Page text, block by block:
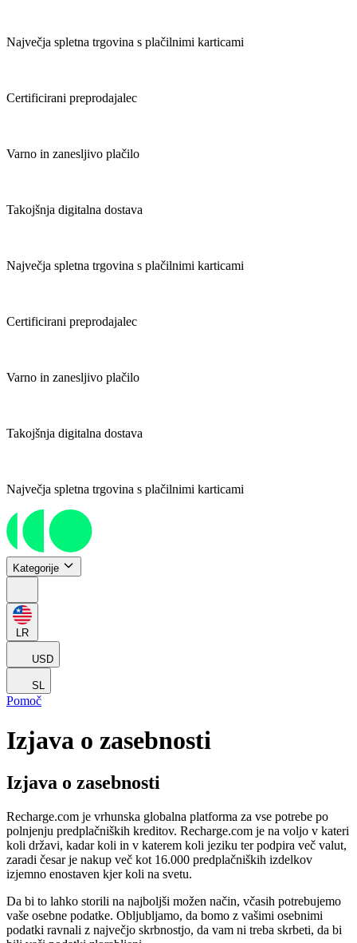
Največja spletna trgovina s plačilnimi karticami
Certificirani preprodajalec
Varno in zanesljivo plačilo
Takojšnja digitalna dostava
Največja spletna trgovina s plačilnimi karticami
Certificirani preprodajalec
Varno in zanesljivo plačilo
Takojšnja digitalna dostava
Največja spletna trgovina s plačilnimi karticami
Kategorije
LR
USD
SL
Pomoč
Izjava o zasebnosti
Izjava o zasebnosti
Recharge.com je vrhunska globalna platforma za vse potrebe po
polnjenju predplačniških kreditov. Recharge.com je na voljo v kateri
koli državi, kadar koli in v katerem koli jeziku ter podpira več valut,
zaradi česar je nakup več kot 16.000 predplačniških izdelkov
izjemno enostaven kjer koli na svetu.
Da bi to lahko storili na najboljši možen način, včasih potrebujemo
vaše osebne podatke. Obljubljamo, da bomo z vašimi osebnimi
podatki ravnali z največjo skrbnostjo, da vam ni treba skrbeti, da bi